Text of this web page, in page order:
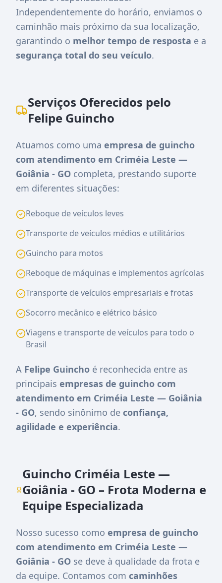
Independentemente do horário, enviamos o
caminhão mais próximo da sua localização,
garantindo o melhor tempo de resposta e a
segurança total do seu veículo.
Serviços Oferecidos pelo
Felipe Guincho
Atuamos como uma empresa de guincho
com atendimento em Criméia Leste —
Goiânia - GO completa, prestando suporte
em diferentes situações:
Reboque de veículos leves
Transporte de veículos médios e utilitários
Guincho para motos
Reboque de máquinas e implementos agrícolas
Transporte de veículos empresariais e frotas
Socorro mecânico e elétrico básico
Viagens e transporte de veículos para todo o
Brasil
A Felipe Guincho é reconhecida entre as
principais empresas de guincho com
atendimento em Criméia Leste — Goiânia
- GO, sendo sinônimo de confiança,
agilidade e experiência.
Guincho Criméia Leste —
Goiânia - GO – Frota Moderna e
Equipe Especializada
Nosso sucesso como empresa de guincho
com atendimento em Criméia Leste —
Goiânia - GO se deve à qualidade da frota e
da equipe. Contamos com caminhões